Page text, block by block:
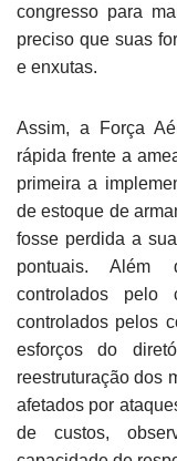
congresso para
preciso que suas
e enxutas.
Assim, a Força
rápida frente a
primeira a
de estoque de
fosse perdida a
pontuais. Além
controlados pelo
controlados pelos
esforços do
reestruturação dos
afetados por
de custos,